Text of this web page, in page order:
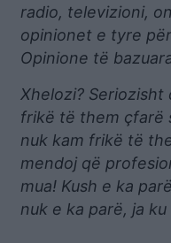
radio, televizioni,
opinionet e tyre
Opinione të
Xhelozi? Seriozisht
frikë të them çfarë
nuk kam frikë të
mendoj që
mua! Kush e ka
nuk e ka parë, ja